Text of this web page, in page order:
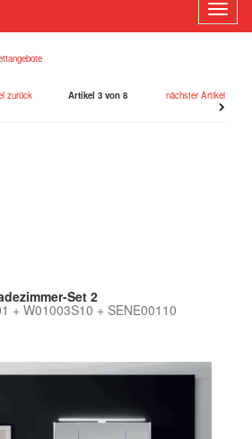
zurück Artikel 3 von 8 nächster Artikel
Set 2
+ W01003S10 + SENE00110